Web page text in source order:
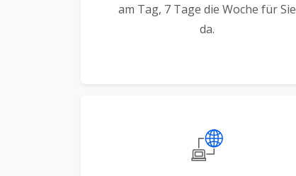
am Tag, 7 Tage die Woche für Sie
da.